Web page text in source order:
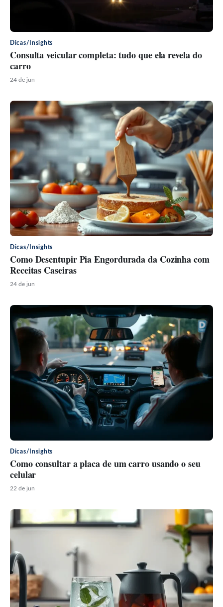
Dicas/Insights
Consulta veicular completa: tudo que ela revela do
carro
24 de jun
Dicas/Insights
Como Desentupir Pia Engordurada da Cozinha com
Receitas Caseiras
24 de jun
Dicas/Insights
Como consultar a placa de um carro usando o seu
celular
22 de jun